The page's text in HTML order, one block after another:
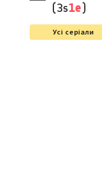
(3s1e)
Усі серіали